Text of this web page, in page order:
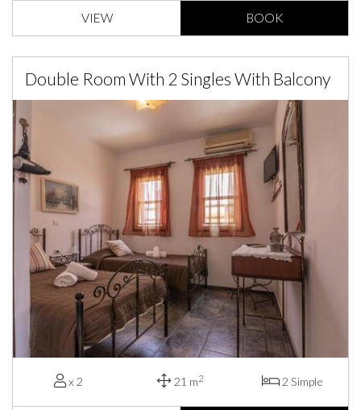
VIEW BOOK
Double Room With 2 Singles With Balcony
x 2 21 m2 2 Simple